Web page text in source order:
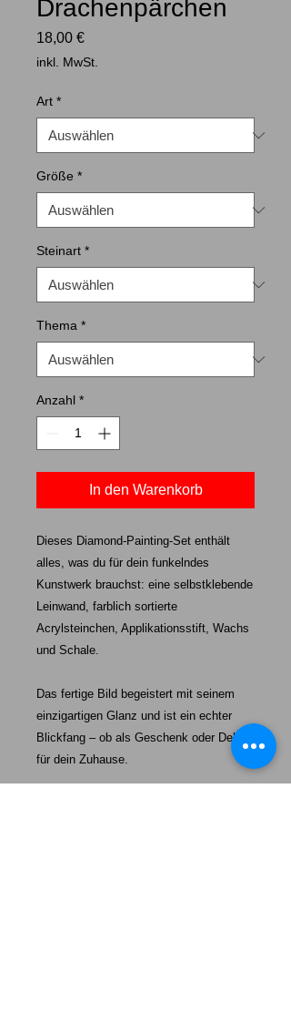
Drachenpärchen
18,00 €Preis
inkl. MwSt.
Art *
Größe *
Steinart *
Thema *
Anzahl *
In den Warenkorb
Dieses Diamond-Painting-Set enthält
alles, was du für dein funkelndes
Kunstwerk brauchst: eine selbstklebende
Leinwand, farblich sortierte
Acrylsteinchen, Applikationsstift, Wachs
und Schale.
Das fertige Bild begeistert mit seinem
einzigartigen Glanz und ist ein echter
Blickfang – ob als Geschenk oder Deko
für dein Zuhause.